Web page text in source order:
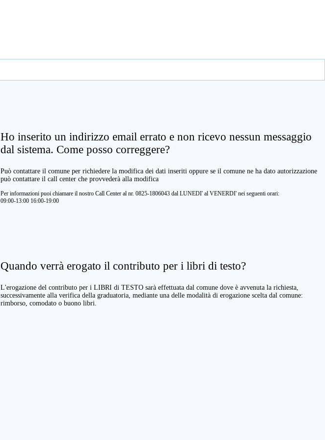
Ho inserito un indirizzo email errato e non ricevo nessun messaggio
dal sistema. Come posso correggere?
Può contattare il comune per richiedere la modifica dei dati inseriti oppure se il comune ne ha dato autorizzazione
può contattare il call center che provvederà alla modifica
Per informazioni puoi chiamare il nostro Call Center al nr. 0825-1806043 dal LUNEDI' al VENERDI' nei seguenti orari:
09:00-13:00 16:00-19:00
Quando verrà erogato il contributo per i libri di testo?
L'erogazione del contributo per i LIBRI di TESTO sarà effettuata dal comune dove è avvenuta la richiesta,
successivamente alla verifica della graduatoria, mediante una delle modalità di erogazione scelta dal comune:
rimborso, comodato o buono libri.